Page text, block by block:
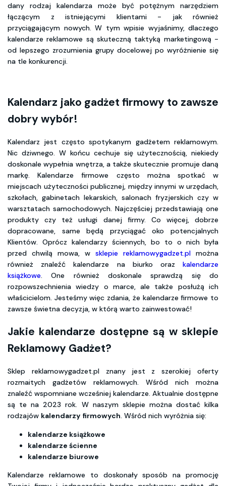
dany rodzaj kalendarza może być potężnym narzędziem
łączącym z istniejącymi klientami - jak również
przyciągającym nowych. W tym wpisie wyjaśnimy, dlaczego
kalendarze reklamowe są skuteczną taktyką marketingową -
od lepszego zrozumienia grupy docelowej po wyróżnienie się
na tle konkurencji.
Kalendarz jako gadżet firmowy to zawsze
dobry wybór!
Kalendarz jest często spotykanym gadżetem reklamowym.
Nic dziwnego. W końcu cechuje się użytecznością, niekiedy
doskonale wypełnia wnętrza, a także skutecznie promuje daną
markę. Kalendarze firmowe często można spotkać w
miejscach użyteczności publicznej, między innymi w urzędach,
szkołach, gabinetach lekarskich, salonach fryzjerskich czy w
warsztatach samochodowych. Najczęściej przedstawiają one
produkty czy też usługi danej firmy. Co więcej, dobrze
dopracowane, same będą przyciągać oko potencjalnych
Klientów. Oprócz kalendarzy ściennych, bo to o nich była
przed chwilą mowa, w sklepie reklamowygadzet.pl można
również znaleźć kalendarze na biurko oraz kalendarze
książkowe. One również doskonale sprawdzą się do
rozpowszechnienia wiedzy o marce, ale także posłużą ich
właścicielom. Jesteśmy więc zdania, że kalendarze firmowe to
zawsze świetna decyzja, w którą warto zainwestować!
Jakie kalendarze dostępne są w sklepie
Reklamowy Gadżet?
Sklep reklamowygadzet.pl znany jest z szerokiej oferty
rozmaitych gadżetów reklamowych. Wśród nich można
znaleźć wspomniane wcześniej kalendarze. Aktualnie dostępne
są te na 2023 rok. W naszym sklepie można dostać kilka
rodzajów kalendarzy firmowych. Wśród nich wyróżnia się:
kalendarze książkowe
kalendarze ścienne
kalendarze biurowe
Kalendarze reklamowe to doskonały sposób na promocję